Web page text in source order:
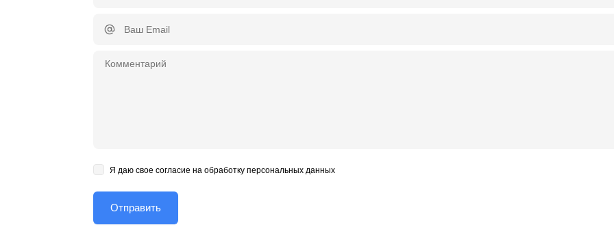
Я даю свое согласие на обработку персональных данных